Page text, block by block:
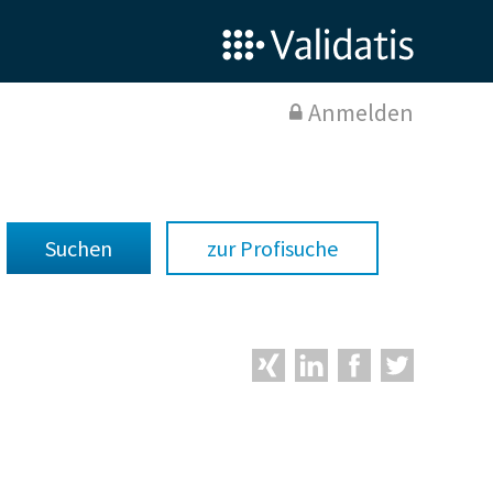
Anmelden
zur Profisuche